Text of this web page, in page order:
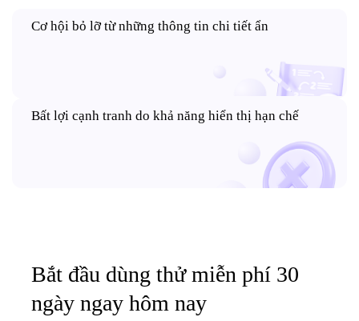
Cơ hội bỏ lỡ từ những thông tin chi tiết ẩn
Bất lợi cạnh tranh do khả năng hiển thị hạn chế
Bắt đầu dùng thử miễn phí 30
ngày ngay hôm nay